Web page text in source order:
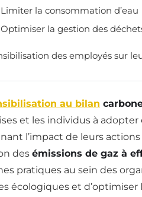
Limiter la consommation d’eau
Optimiser la gestion des
des employés sur
au bilan
et les individus à
l’impact de leurs
des émissions de gaz à
pratiques au sein des
écologiques et d’optimiser